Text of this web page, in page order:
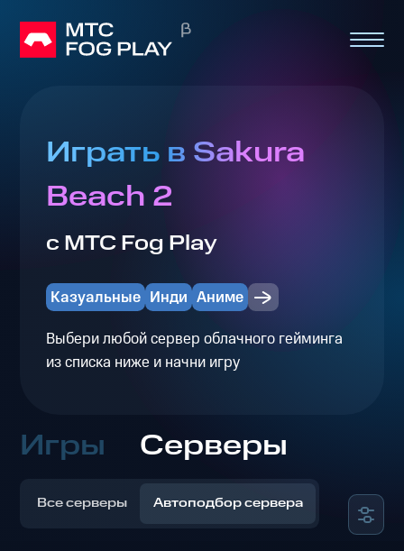
Играть в Sakura
Beach 2
с МТС Fog Play
Казуальные Инди Аниме
Выбери любой сервер облачного гейминга
из списка ниже и начни игру
Игры Серверы
Все серверы Автоподбор сервера